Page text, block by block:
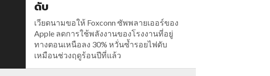
ดับ
เวียดนามขอให้ Foxconn ซัพพลายเออร์ของ
Apple ลดการใช้พลังงานของโรงงานที่อยู่
ทางตอนเหนือลง 30% หวั่นซ้ำรอยไฟดับ
เหมือนช่วงฤดูร้อนปีที่แล้ว